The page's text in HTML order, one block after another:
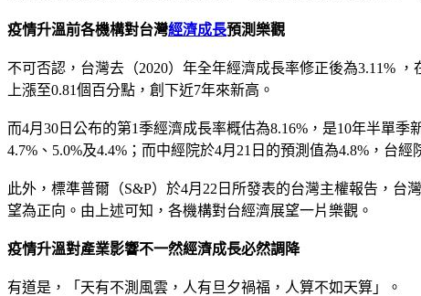
疫情升溫前各機構對台灣經濟成長預測樂觀
不可否認，台灣去（2020）年全年經濟成長率修正後為3.11%
上漲至0.81個百分點，創下近7年來新高。
而4月30日公布的第1季經濟成長率概估為8.16%，是10年半單
4.7%、5.0%及4.4%；而中經院於4月21日的預測值為4.8%，台
此外，標準普爾（S&P）於4月22日所發表的台灣主權報告，
望為正向。由上述可知，各機構對台經濟展望一片樂觀。
疫情升溫對產業影響不一然經濟成長必然調降
有道是，「天有不測風雲，人有旦夕禍福，人算不如天算」。